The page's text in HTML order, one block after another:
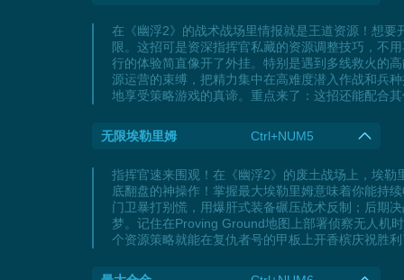
在《幽浮2》的战术战场里情报就是王道资源！想
限。这招可是资深指挥官私藏的资源调整技巧，不
行的体验简直像开了外挂。特别是遇到多线救火的
源运营的束缚，把精力集中在高难度潜入作战和兵
地享受策略游戏的真谛。重点来了：这招还能配合
无限埃勒里姆 Ctrl+NUM5
指挥官速来围观！在《幽浮2》的废土战场上，埃
底翻盘的神操作！掌握最大埃勒里姆意味着你能持
门卫暴打别慌，用爆肝式装备碾压战术反制；后期
梦。记住在Proving Ground地图上部署侦察无人机
个资源策略就能在复仇者号的甲板上开香槟庆祝胜